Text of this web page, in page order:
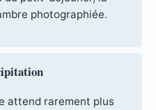
photographiée.
attend rarement plus